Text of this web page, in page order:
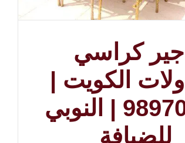
كراسي
الكويت |
98970040 | النوبي
للضيافة